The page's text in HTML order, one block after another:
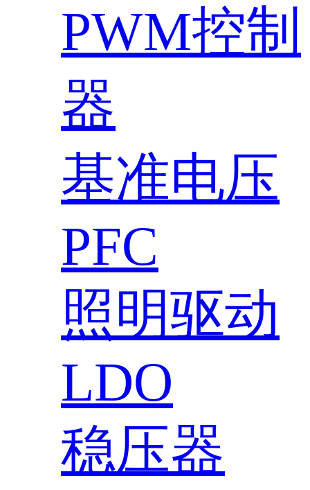
PWM控制
器
基准电压
PFC
照明驱动
LDO
稳压器